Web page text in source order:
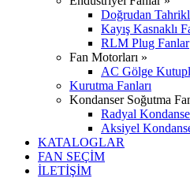
Doğrudan
Kayış Kasnaklı
RLM Plug Fanlar
Fan Motorları »
AC Gölge
Kurutma Fanları
Kondanser Soğutma
Radyal
Aksiyel
KATALOGLAR
FAN SEÇİM
İLETİŞİM